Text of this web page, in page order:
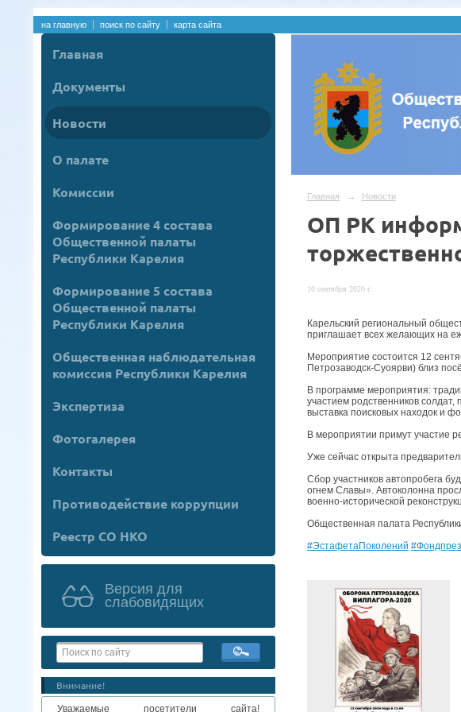
на главную поиск по сайту карта сайта
Главная
Документы
Новости
О палате
Комиссии
Формирование 4 состава
Общественной палаты
Республики Карелия
Формирование 5 состава
Общественной палаты
Республики Карелия
Общественная наблюдательная
комиссия Республики Карелия
Экспертиза
Фотогалерея
Контакты
Противодействие коррупции
Реестр СО НКО
Версия для
слабовидящих
Внимание!
Уважаемые посетители сайта!
Главная → Новости
ОП РК
10 сентября 2020 г.
Карельский региональный
приглашает всех желающих на
Мероприятие состоится 12
Петрозаводск-Суоярви) близ
В программе мероприятия:
участием родственников
выставка поисковых находок и
В мероприятии примут участие
Уже сейчас открыта
Сбор участников автопробега
огнем Славы». Автоколонна
военно-исторической
Общественная палата
#ЭстафетаПоколений